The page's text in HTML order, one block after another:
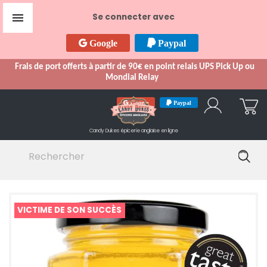
Se connecter avec
Google Paypal
Frais de port offerts à partir de 90€ en point relais UPS Pick Up ou
Mondial Relay

Google Paypal
Candy Dukes épicerie anglaise en ligne
VICTIME DE SON SUCCÈS